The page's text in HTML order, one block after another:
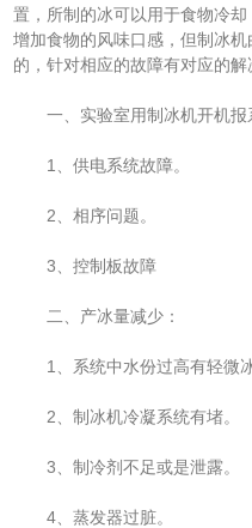
置，所制的冰可以用于食物冷
增加食物的风味口感，但制冰
的，针对相应的故障有对应的解
一、实验室用制冰机开机报
1、供电系统故障。
2、相序问题。
3、控制板故障
二、产冰量减少：
1、系统中水份过高有轻微冰
2、制冰机冷凝系统有堵。
3、制冷剂不足或是泄露。
4、蒸发器过脏。